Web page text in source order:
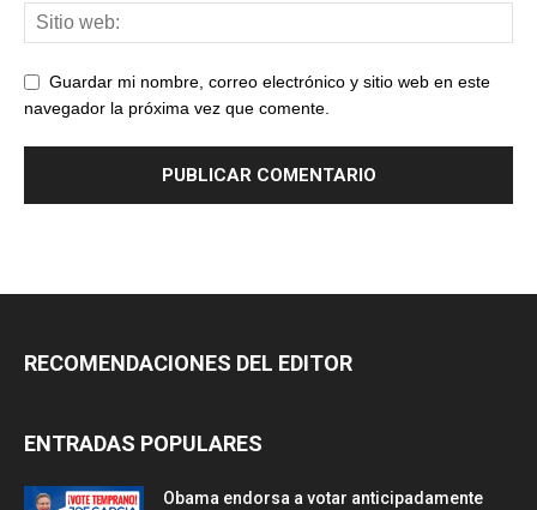
Guardar mi nombre, correo electrónico y sitio web en este
navegador la próxima vez que comente.
RECOMENDACIONES DEL EDITOR
ENTRADAS POPULARES
Obama endorsa a votar anticipadamente